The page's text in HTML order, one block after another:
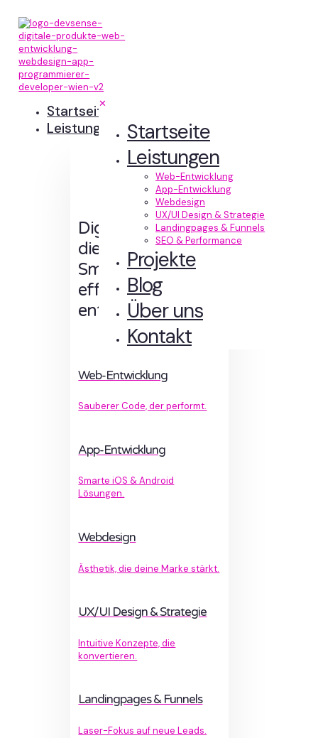
✕
Startseite
Leistungen
Web-Entwicklung
App-Entwicklung
Webdesign
UX/UI Design & Strategie
Landingpages & Funnels
SEO & Performance
Projekte
Blog
Über uns
Kontakt
Startseite
Leistungen
Digitale Erlebnisse,
die Sinn machen.
Smart designt und
effizient
entwickelt.
Web-Entwicklung
Sauberer Code, der performt.
App-Entwicklung
Smarte iOS & Android
Lösungen.
Webdesign
Ästhetik, die deine Marke stärkt.
UX/UI Design & Strategie
Intuitive Konzepte, die
konvertieren.
Landingpages & Funnels
Laser-Fokus auf neue Leads.